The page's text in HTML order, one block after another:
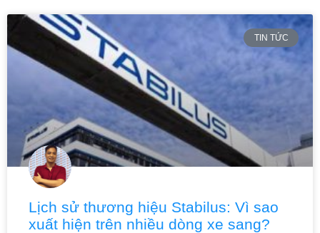
TIN TỨC
Lịch sử thương hiệu Stabilus: Vì sao
xuất hiện trên nhiều dòng xe sang?